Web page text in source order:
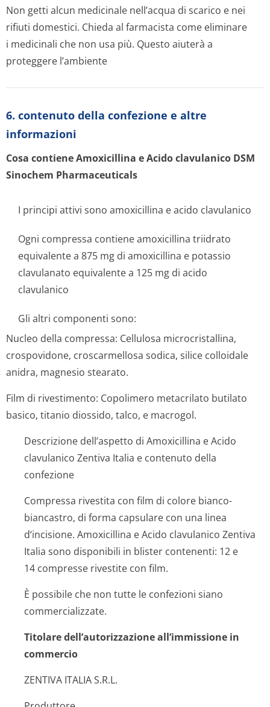
Non getti alcun medicinale nell’acqua di scarico e nei
rifiuti domestici. Chieda al farmacista come eliminare
i medicinali che non usa più. Questo aiuterà a
proteggere l’ambiente
6. contenuto della confezione e altre
informazioni
Cosa contiene Amoxicillina e Acido clavulanico DSM
Sinochem Pharmaceuticals
I principi attivi sono amoxicillina e acido clavulanico
Ogni compressa contiene amoxicillina triidrato
equivalente a 875 mg di amoxicillina e potassio
clavulanato equivalente a 125 mg di acido
clavulanico
Gli altri componenti sono:
Nucleo della compressa: Cellulosa microcristallina,
crospovidone, croscarmellosa sodica, silice colloidale
anidra, magnesio stearato.
Film di rivestimento: Copolimero metacrilato butilato
basico, titanio diossido, talco, e macrogol.
Descrizione dell’aspetto di Amoxicillina e Acido
clavulanico Zentiva Italia e contenuto della
confezione
Compressa rivestita con film di colore bianco-
biancastro, di forma capsulare con una linea
d‘incisione. Amoxicillina e Acido clavulanico Zentiva
Italia sono disponibili in blister contenenti: 12 e
14 compresse rivestite con film.
È possibile che non tutte le confezioni siano
commercializzate.
Titolare dell’autorizzazione all’immissione in
commercio
ZENTIVA ITALIA S.R.L.